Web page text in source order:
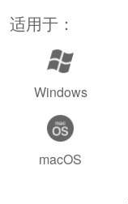
适用于：
Windows
macOS